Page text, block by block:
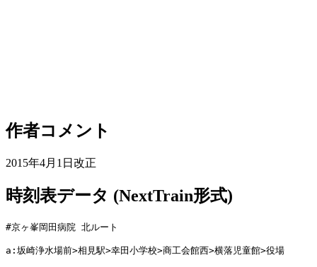
作者コメント
2015年4月1日改正
時刻表データ (NextTrain形式)
#京ヶ峯岡田病院 北ルート
a:坂崎浄水場前>相見駅>幸田小学校>商工会館西>横落児童館>役場